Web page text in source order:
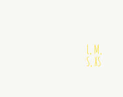
L, M,
S, XS